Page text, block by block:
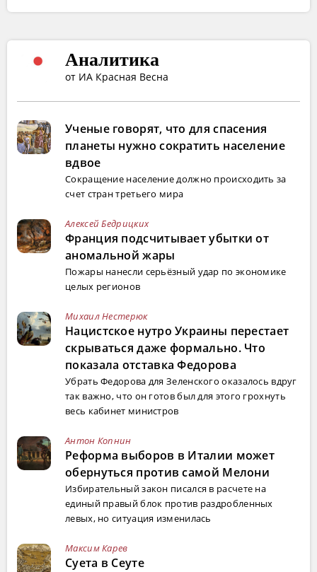
Аналитика
от ИА Красная Весна
Ученые говорят, что для спасения
планеты нужно сократить население
вдвое
Сокращение население должно происходить за
счет стран третьего мира
Алексей Бедрицких
Франция подсчитывает убытки от
аномальной жары
Пожары нанесли серьёзный удар по экономике
целых регионов
Михаил Нестерюк
Нацистское нутро Украины перестает
скрываться даже формально. Что
показала отставка Федорова
Убрать Федорова для Зеленского оказалось вдруг
так важно, что он готов был для этого грохнуть
весь кабинет министров
Антон Копнин
Реформа выборов в Италии может
обернуться против самой Мелони
Избирательный закон писался в расчете на
единый правый блок против раздробленных
левых, но ситуация изменилась
Максим Карев
Суета в Сеуте